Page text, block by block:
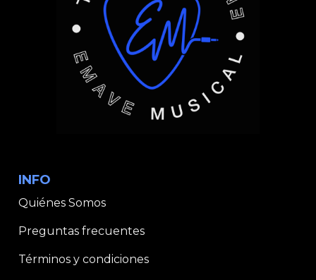
INFO
Quiénes Somos
Preguntas frecuentes
Términos y condiciones